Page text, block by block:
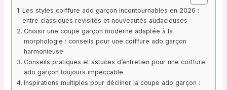
Les styles coiffure ado garçon incontournables en 2026 :
entre classiques revisités et nouveautés audacieuses
Choisir une coupe garçon moderne adaptée à la
morphologie : conseils pour une coiffure ado garçon
harmonieuse
Conseils pratiques et astuces d’entretien pour une coiffure
ado garçon toujours impeccable
Inspirations multiples pour décliner la coupe ado garçon :